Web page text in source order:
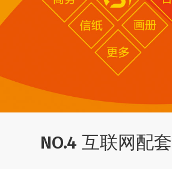
NO.4 互联网配